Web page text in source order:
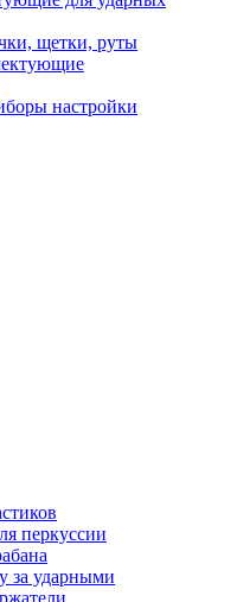
щетки, руты
настройки
перкуссии
за ударными